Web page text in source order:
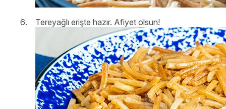
Tereyağlı erişte hazır. Afiyet olsun!